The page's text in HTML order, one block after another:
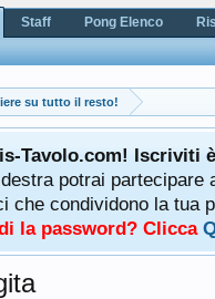
su tutto il resto!
Tavolo.com! Iscriviti è
potrai
che condividono la tua
la password? Clicca
Staff Pong Elenco